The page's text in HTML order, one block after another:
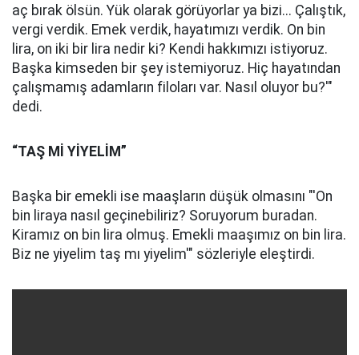
aç bırak ölsün. Yük olarak görüyorlar ya bizi... Çalıştık,
vergi verdik. Emek verdik, hayatımızı verdik. On bin
lira, on iki bir lira nedir ki? Kendi hakkımızı istiyoruz.
Başka kimseden bir şey istemiyoruz. Hiç hayatından
çalışmamış adamların filoları var. Nasıl oluyor bu?'"
dedi.
“TAŞ Mİ YİYELİM”
Başka bir emekli ise maaşların düşük olmasını "'On
bin liraya nasıl geçinebiliriz? Soruyorum buradan.
Kiramız on bin lira olmuş. Emekli maaşımız on bin lira.
Biz ne yiyelim taş mı yiyelim'" sözleriyle eleştirdi.